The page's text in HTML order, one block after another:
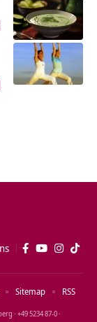
· +49 5234 87‑0 ·
Sitemap RSS